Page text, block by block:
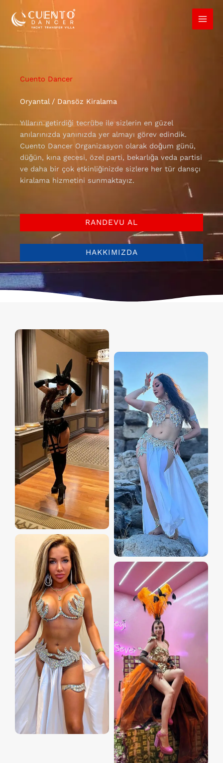
İçeriğe
atla
Cuento Dancer
Oryantal / Dansöz Kiralama
Yılların getirdiği tecrübe ile sizlerin en güzel
anılarınızda yanınızda yer almayı görev edindik.
Cuento Dancer Organizasyon olarak doğum günü,
düğün, kına gecesi, özel parti, bekarlığa veda partisi
ve daha bir çok etkinliğinizde sizlere her tür dansçı
kiralama hizmetini sunmaktayız.
RANDEVU AL
HAKKIMIZDA